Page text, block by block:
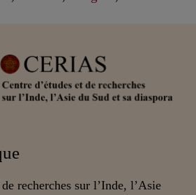
Partenaires
recherches sur l’Inde, l’Asie